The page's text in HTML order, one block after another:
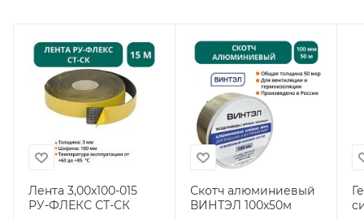
Лента 3,00х100-015
РУ-ФЛЕКС СТ-СК
Скотч алюминиевый
ВИНТЭЛ 100х50м